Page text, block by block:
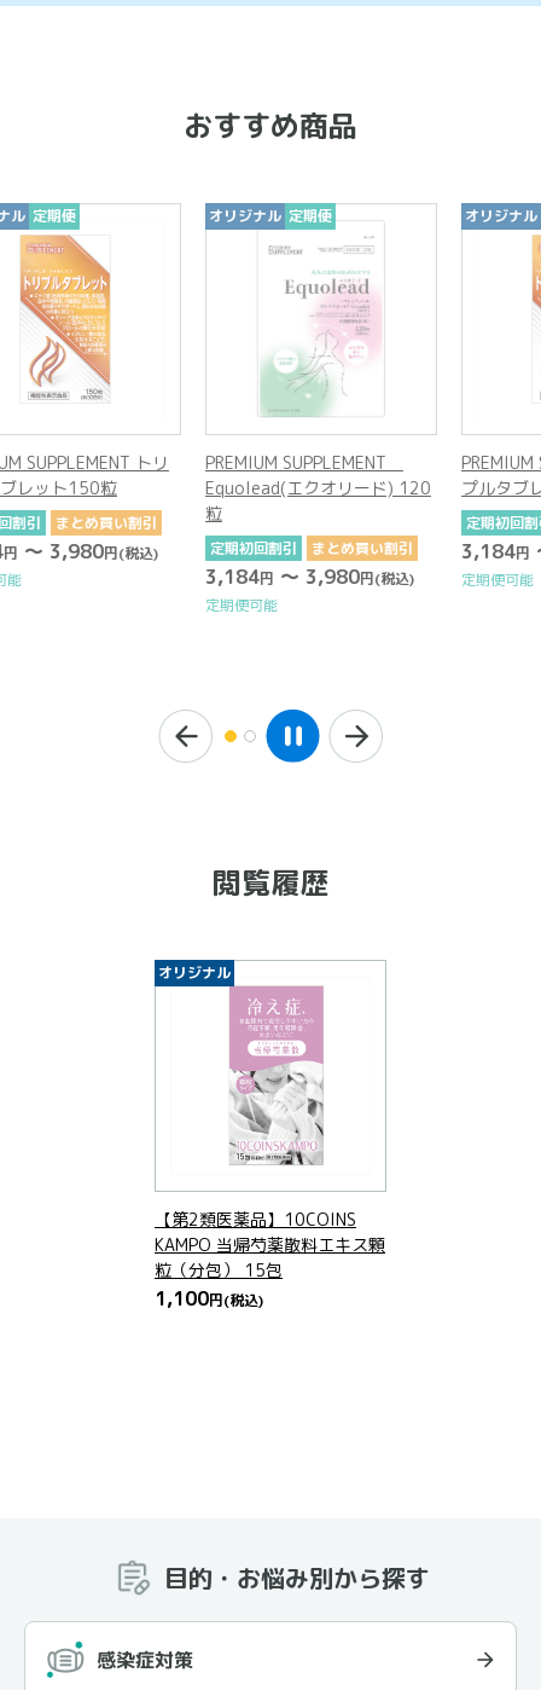
おすすめ商品
便
トリ
150粒
まとめ買い割引
円(税込)
オリジナル 定期便
PREMIUM SUPPLEMENT
Equolead(エクオリード) 120
粒
定期初回割引 まとめ買い割引
3,184円～ 3,980円(税込)
定期便可能
オリジナル 定期便
PREMIUM
プルタブレット
定期初回割引 ま
3,184円～
定期便可能
閲覧履歴
オリジナル
【第2類医薬品】10COINS
KAMPO 当帰芍薬散料エキス顆
粒（分包） 15包
1,100円(税込)
目的・お悩み別から探す
感染症対策